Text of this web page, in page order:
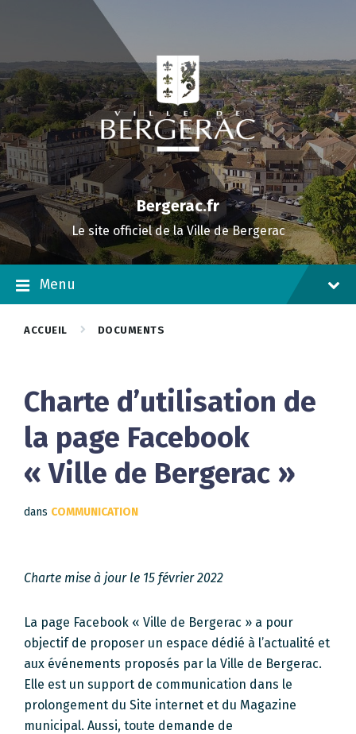
Bergerac.fr
Le site officiel de la Ville de Bergerac
Menu
ACCUEIL DOCUMENTS
Charte d’utilisation de
la page Facebook
« Ville de Bergerac »
dans COMMUNICATION
Charte mise à jour le 15 février 2022
La page Facebook « Ville de Bergerac » a pour
objectif de proposer un espace dédié à l’actualité et
aux événements proposés par la Ville de Bergerac.
Elle est un support de communication dans le
prolongement du Site internet et du Magazine
municipal. Aussi, toute demande de